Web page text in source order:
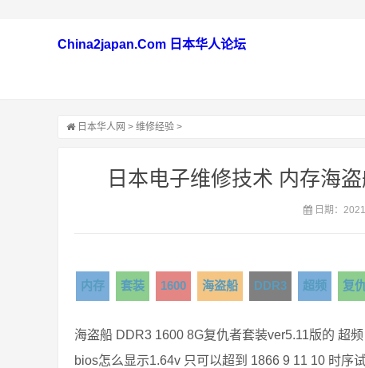
China2japan.Com 日本华人论坛
日本华人网 > 维修经验 >
日本电子维修技术 内存海
日期：
内存 套装 1600 海盗船 DDR3 超频 复
海盗船 DDR3 1600 8G复仇者套装ver5.11版的 超
bios怎么显示1.64v 只可以超到 1866 9 11 10 时序